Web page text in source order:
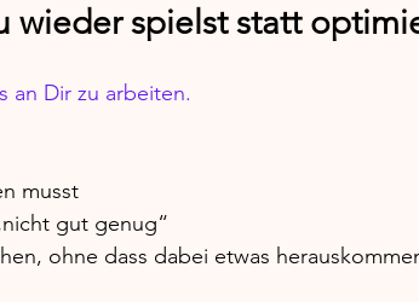
wieder spielst statt
an Dir zu arbeiten.
musst
gut genug“
ohne dass dabei etwas